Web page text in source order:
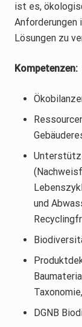
ist es,
Anforderungen
Lösungen zu
Kompetenzen:
und
DGNB